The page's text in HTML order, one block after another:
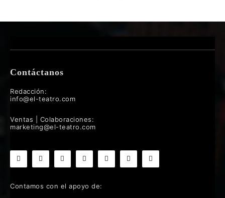
Contáctanos
Redacción:
info@el-teatro.com
Ventas | Colaboraciones:
marketing@el-teatro.com
Contamos con el apoyo de: